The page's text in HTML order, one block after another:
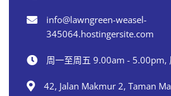
info@lawngreen-weasel-
345064.hostingersite.com
周一至周五 9.00am - 5.00pm,
42, Jalan Makmur 2, Taman